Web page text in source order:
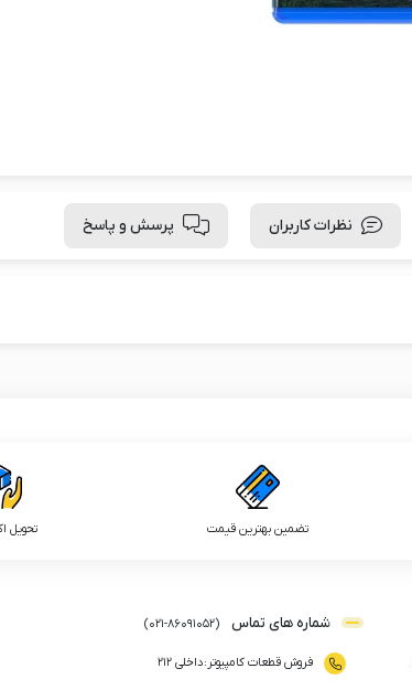
نظرات کاربران پرسش و پاسخ
تضمین بهترین قیمت تحویل
شماره های تماس (
021-86091052
)
فروش قطعات کامپیوتر :داخلی ۲۱۲